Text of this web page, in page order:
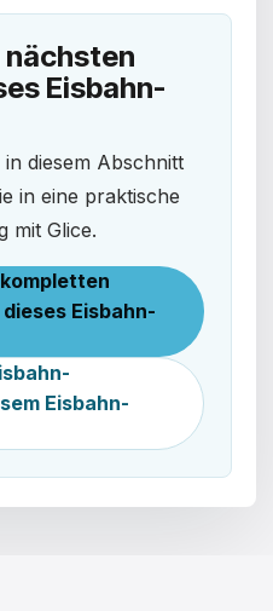
nächsten
Eisbahn-
diesem Abschnitt
in eine praktische
mit Glice.
Eisbahn-
Eisbahn-